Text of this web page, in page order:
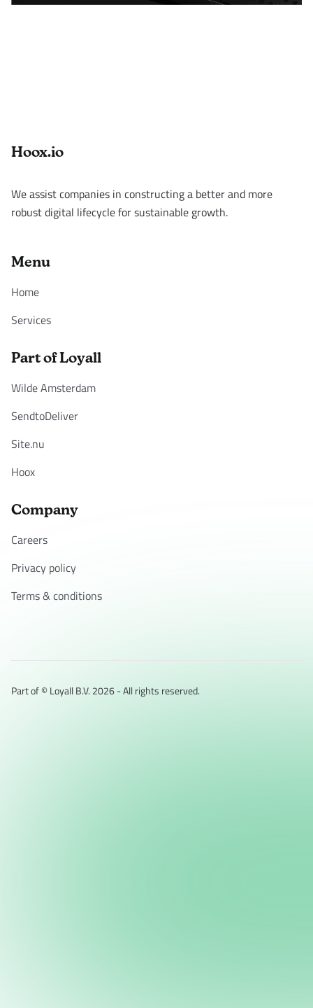
Footer
Hoox.io
We assist companies in constructing a better and more
robust digital lifecycle for sustainable growth.
Menu
Home
Services
Part of Loyall
Wilde Amsterdam
SendtoDeliver
Site.nu
Hoox
Company
Careers
Privacy policy
Terms & conditions
Part of © Loyall B.V. 2026 - All rights reserved.